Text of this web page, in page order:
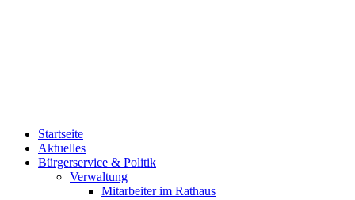
Startseite
Aktuelles
Bürgerservice & Politik
Verwaltung
Mitarbeiter im Rathaus